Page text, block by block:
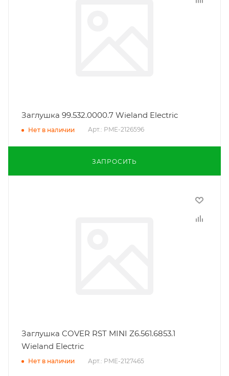
Заглушка 99.532.0000.7 Wieland Electric
Нет в наличии Арт.: PME-2126596
ЗАПРОСИТЬ
Заглушка COVER RST MINI Z6.561.6853.1
Wieland Electric
Нет в наличии Арт.: PME-2127465